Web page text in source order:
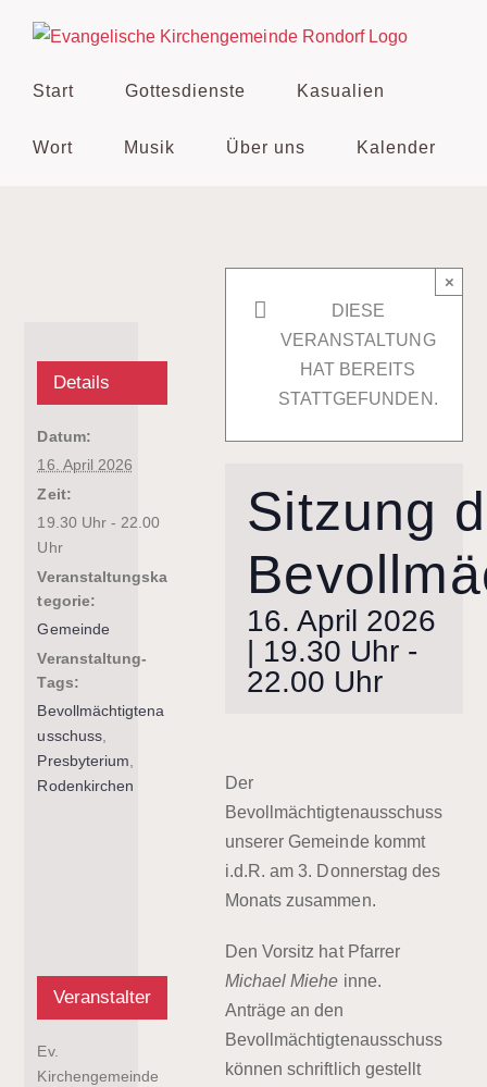
Inhalt
Start
Gottesdienste Kasualien
Wort Musik Über uns Kalender
DIESE
VERANSTALTUNG
HAT BEREITS
STATTGEFUNDEN.
×
Sitzung
16. April 2026
| 19.30 Uhr -
22.00 Uhr
Der
Bevollmächtigtenausschuss
unserer Gemeinde kommt
i.d.R. am 3. Donnerstag des
Monats zusammen.
Den Vorsitz hat Pfarrer
Michael Miehe inne.
Anträge an den
Bevollmächtigtenausschuss
können schriftlich gestellt
Details
Datum:
16. April 2026
Zeit:
19.30 Uhr - 22.00
Uhr
Veranstaltungska
tegorie:
Gemeinde
Veranstaltung-
Tags:
Bevollmächtigtena
usschuss,
Presbyterium
Rodenkirchen
Veranstalter
Ev.
Kirchengemeinde